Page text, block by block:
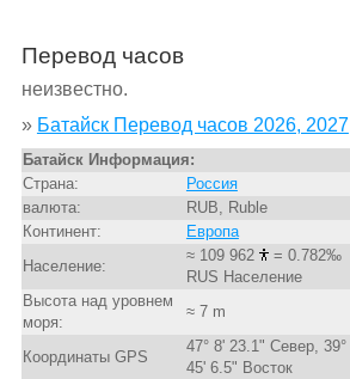
Перевод часов
неизвестно.
» Батайск Перевод часов 2026, 2027
Батайск Информация:
Страна:
Россия
валюта:
RUB, Ruble
Континент:
Европа
Население:
≈ 109 962
= 0.782‰
RUS Население
Высота над уровнем
моря:
≈ 7 m
Координаты GPS
47° 8' 23.1" Север, 39°
45' 6.5" Восток